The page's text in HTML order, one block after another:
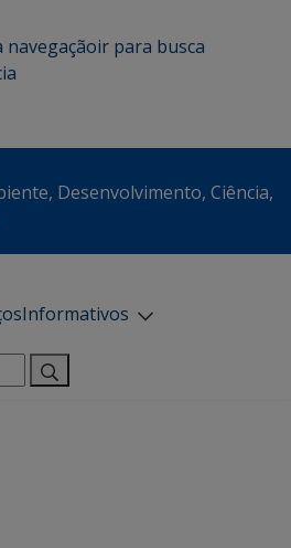
navegaçãoir para busca
Desenvolvimento, Ciência,
Informativos